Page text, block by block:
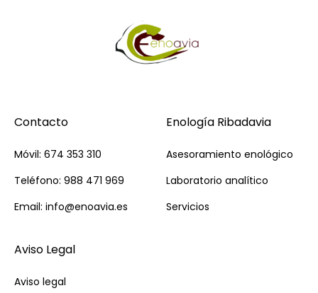
Contacto
Móvil: 674 353 310
Teléfono: 988 471 969
Email: info@enoavia.es
Enología Ribadavia
Asesoramiento enológico
Laboratorio analítico
Servicios
Aviso Legal
Aviso legal